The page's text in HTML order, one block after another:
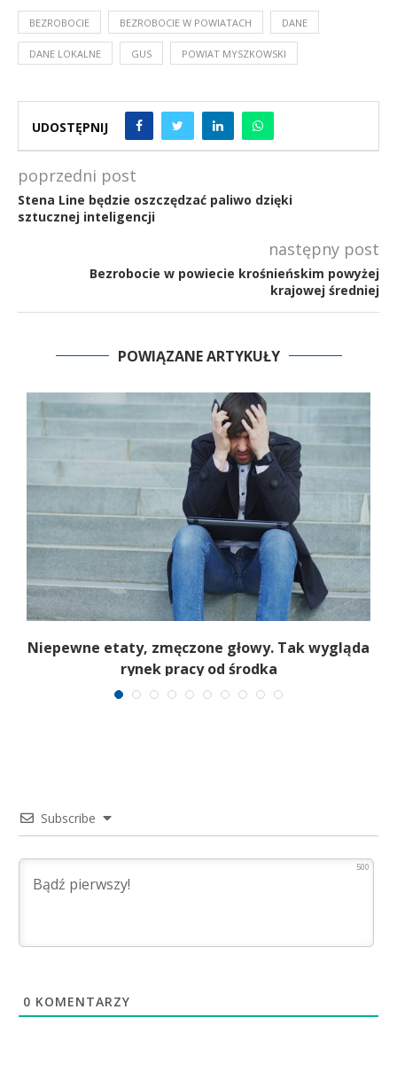
BEZROBOCIE BEZROBOCIE W POWIATACH DANE
DANE LOKALNE GUS POWIAT MYSZKOWSKI
UDOSTĘPNIJ
poprzedni post
Stena Line będzie oszczędzać paliwo dzięki
sztucznej inteligencji
następny post
Bezrobocie w powiecie krośnieńskim powyżej
krajowej średniej
POWIĄZANE ARTYKUŁY
Niepewne etaty, zmęczone głowy. Tak wygląda
rynek pracy od środka
Subscribe
500
0 KOMENTARZY